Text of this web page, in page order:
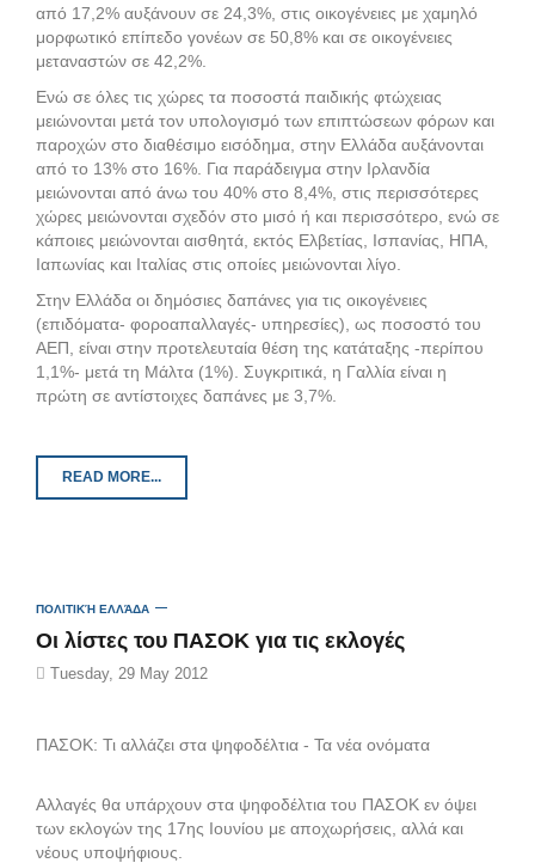
από 17,2% αυξάνουν σε 24,3%, στις οικογένειες με χαμηλό
μορφωτικό επίπεδο γονέων σε 50,8% και σε οικογένειες
μεταναστών σε 42,2%.
Ενώ σε όλες τις χώρες τα ποσοστά παιδικής φτώχειας
μειώνονται μετά τον υπολογισμό των επιπτώσεων φόρων και
παροχών στο διαθέσιμο εισόδημα, στην Ελλάδα αυξάνονται
από το 13% στο 16%. Για παράδειγμα στην Ιρλανδία
μειώνονται από άνω του 40% στο 8,4%, στις περισσότερες
χώρες μειώνονται σχεδόν στο μισό ή και περισσότερο, ενώ σε
κάποιες μειώνονται αισθητά, εκτός Ελβετίας, Ισπανίας, ΗΠΑ,
Ιαπωνίας και Ιταλίας στις οποίες μειώνονται λίγο.
Στην Ελλάδα οι δημόσιες δαπάνες για τις οικογένειες
(επιδόματα- φοροαπαλλαγές- υπηρεσίες), ως ποσοστό του
ΑΕΠ, είναι στην προτελευταία θέση της κατάταξης -περίπου
1,1%- μετά τη Μάλτα (1%). Συγκριτικά, η Γαλλία είναι η
πρώτη σε αντίστοιχες δαπάνες με 3,7%.
READ MORE...
ΠΟΛΙΤΙΚΉ ΕΛΛΆΔΑ
Oι λίστες του ΠΑΣΟΚ για τις εκλογές
Tuesday, 29 May 2012
ΠΑΣΟΚ: Τι αλλάζει στα ψηφοδέλτια - Τα νέα ονόματα
Αλλαγές θα υπάρχουν στα ψηφοδέλτια του ΠΑΣΟΚ εν όψει
των εκλογών της 17ης Ιουνίου με αποχωρήσεις, αλλά και
νέους υποψήφιους.